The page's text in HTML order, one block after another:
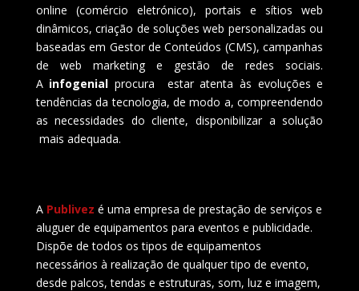
online (comércio eletrónico), portais e sítios web
dinâmicos, criação de soluções web personalizadas ou
baseadas em Gestor de Conteúdos (CMS), campanhas
de web marketing e gestão de redes sociais.
A infogenial procura estar atenta às evoluções e
tendências da tecnologia, de modo a, compreendendo
as necessidades do cliente, disponibilizar a solução
mais adequada.
A Publivez é uma empresa de prestação de serviços e
aluguer de equipamentos para eventos e publicidade.
Dispõe de todos os tipos de equipamentos
necessários à realização de qualquer tipo de evento,
desde palcos, tendas e estruturas, som, luz e imagem,